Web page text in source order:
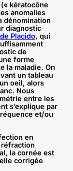
kératocône
anomalies
dénomination
diagnostic
Placido, qui
de
forme
la maladie. On
un tableau
oeil, alors
Nous
entre les
s’explique par
et/ou
en
réfraction
la cornée est
corrigée